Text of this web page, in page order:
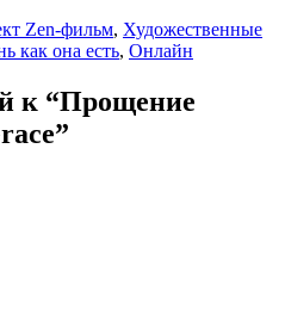
Zen-фильм, Художественные
как она есть, Онлайн
к “Прощение